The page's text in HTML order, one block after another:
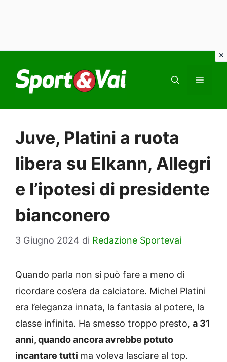
contenuto
Juve, Platini a ruota
libera su Elkann, Allegri
e l’ipotesi di presidente
bianconero
3 Giugno 2024 di Redazione Sportevai
Quando parla non si può fare a meno di
ricordare cos’era da calciatore. Michel Platini
era l’eleganza innata, la fantasia al potere, la
classe infinita. Ha smesso troppo presto, a 31
anni, quando ancora avrebbe potuto
incantare tutti ma voleva lasciare al top.